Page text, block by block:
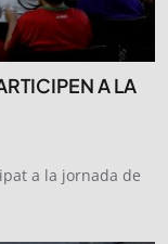
A LA
a la jornada de